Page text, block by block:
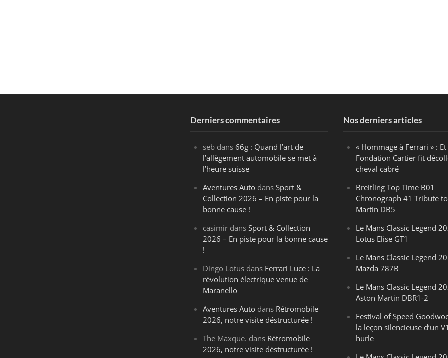
Derniers commentaires
seb dans66g : Quand l’art de
l’allègement automobile se met à
l’heure suisse
Aventures Auto dansSport &
Collection 2026 – En piste pour la
bonne cause !
casimir dansSport & Collection
2026 – En piste pour la bonne cause
!
Dingo Lotus dans Ferrari Luce : La
révolution électrique venue de
Maranello
Aventures Auto dans Rétromobile
2026, notre visite déstructurée !
The Maxque. dans Rétromobile
2026, notre visite déstructurée !
Nos derniers articles
« Hommage à Ferrari » :
Fondation Cartier fit
cheval cabré
Breitling Top Time B01
Chronograph 41 Tribute
Martin DB5
Le Mans Classic Legend
Lotus Elise GT1
Le Mans Classic Legend
Mazda 787B
Le Mans Classic Legend
Aston Martin DBR1-2
Festival of Speed
la leçon silencieuse d’un
hurle